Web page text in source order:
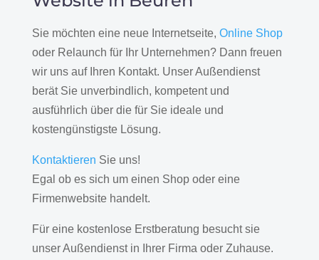
Sie möchten eine neue Internetseite, Online Shop
oder Relaunch für Ihr Unternehmen? Dann freuen
wir uns auf Ihren Kontakt. Unser Außendienst
berät Sie unverbindlich, kompetent und
ausführlich über die für Sie ideale und
kostengünstigste Lösung.
Kontaktieren Sie uns!
Egal ob es sich um einen Shop oder eine
Firmenwebsite handelt.
Für eine kostenlose Erstberatung besucht sie
unser Außendienst in Ihrer Firma oder Zuhause.